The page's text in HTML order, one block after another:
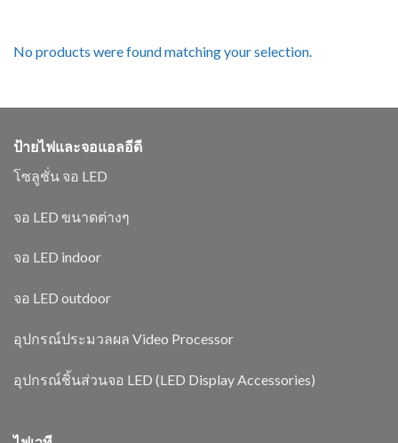
No products were found matching your selection.
ป้ายไฟและจอแอลอีดี
โซลูชั่น จอ LED
จอ LED ขนาดต่างๆ
จอ LED indoor
จอ LED outdoor
อุปกรณ์ประมวลผล Video Processor
อุปกรณ์ชิ้นส่วนจอ LED (LED Display Accessories)